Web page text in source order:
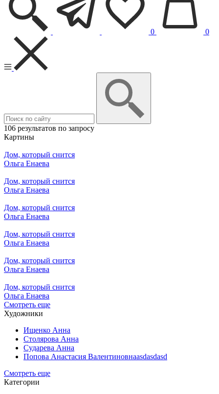
0 0
106 результатов по запросу
Картины
Дом, который снится
Ольга Енаева
Дом, который снится
Ольга Енаева
Дом, который снится
Ольга Енаева
Дом, который снится
Ольга Енаева
Дом, который снится
Ольга Енаева
Дом, который снится
Ольга Енаева
Смотреть еще
Художники
Ищенко Анна
Столярова Анна
Сударева Анна
Попова Анастасия Валентиновнаasdasdasd
Смотреть еще
Категории